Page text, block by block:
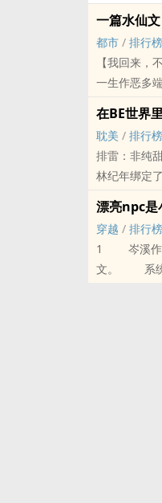
一篇水仙文
都市 / 排行榜
【我回来
一生作恶多
在BE世界
耽美 / 排行榜
排雷：非纯
林纪年绑定
系统：“当
林纪年：“嗯
系统振臂高
纪年古井无
直到他经历
漂亮npc是
穿越 / 排行榜
1 岑溪作为
文。 系统